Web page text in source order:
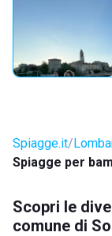
Spiagge.it
Spiagge per
Scopri le
comune di